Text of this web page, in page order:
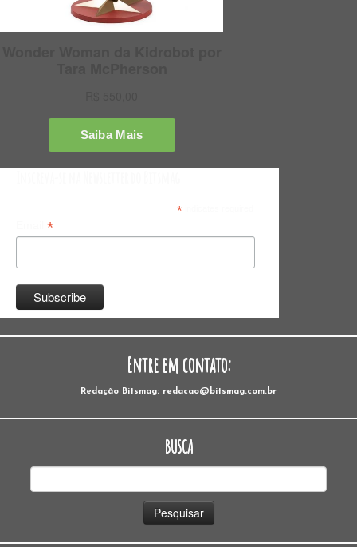
*indicates required
*
Entre em contato:
Redação Bitsmag: redacao@bitsmag.com.br
BUSCA